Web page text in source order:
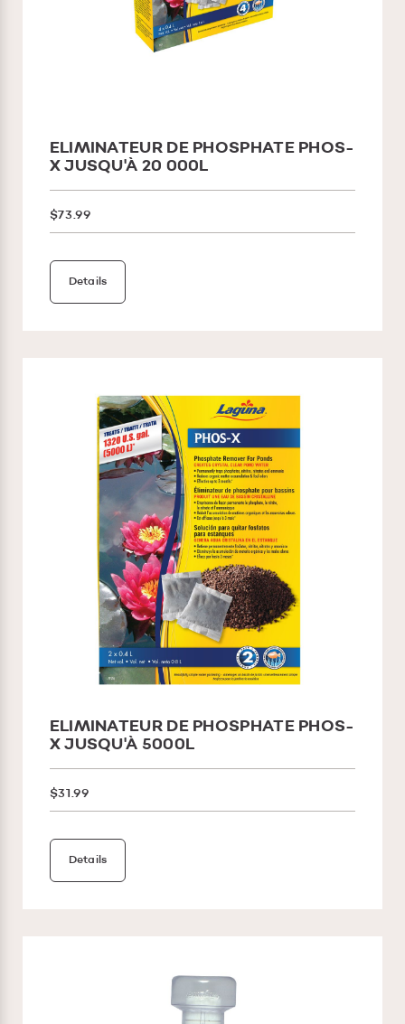
ELIMINATEUR DE PHOSPHATE PHOS-
X JUSQU'À 20 000L
$73.99
Details
ELIMINATEUR DE PHOSPHATE PHOS-
X JUSQU'À 5000L
$31.99
Details